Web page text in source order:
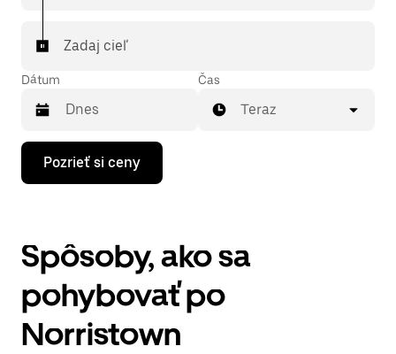
Zadaj cieľ
Dátum
Stlačením
šípky
nadol
vyber
dátum.
Kalendár
zatvoríš
stlačením
klávesu
Esc.
Čas
Teraz
Pozrieť si ceny
Spôsoby, ako sa
pohybovať po
Norristown